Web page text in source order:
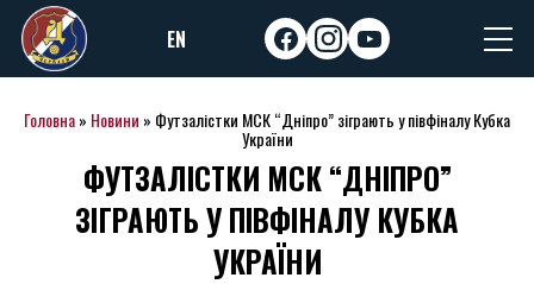
Skip
to
content
EN facebookinstagram
youtube
Головна» Новини » Футзалістки МСК “Дніпро” зіграють у півфіналу Кубка
України
ФУТЗАЛІСТКИ МСК “ДНІПРО”
ЗІГРАЮТЬ У ПІВФІНАЛУ КУБКА
УКРАЇНИ